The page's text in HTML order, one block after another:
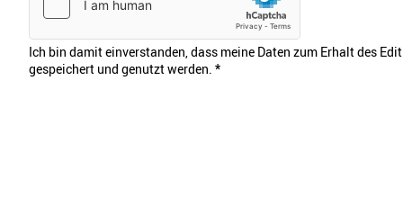
Ich bin damit einverstanden, dass meine Daten zum Erhalt des
gespeichert und genutzt werden. *